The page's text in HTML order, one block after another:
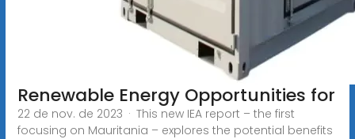
Renewable Energy Opportunities for
22 de nov. de 2023 · This new IEA report – the first
focusing on Mauritania – explores the potential benefits